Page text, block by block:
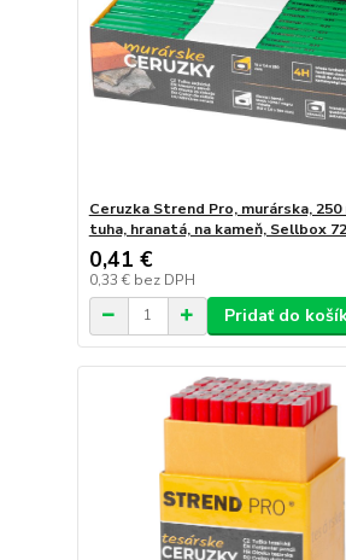
Ceruzka Strend Pro, murárska, 250
tuha, hranatá, na kameň, Sellbox
0,41 €
0,33 € bez DPH
Pridať do